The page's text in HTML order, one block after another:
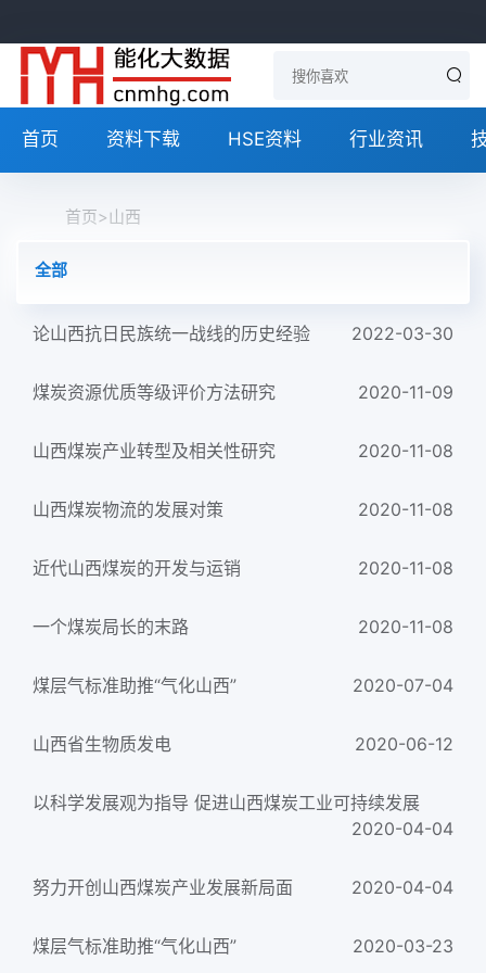
首页 资料下载 HSE资料 行业资讯
首页>山西
全部
论山西抗日民族统一战线的历史经验 2022-03-30
煤炭资源优质等级评价方法研究 2020-11-09
山西煤炭产业转型及相关性研究 2020-11-08
山西煤炭物流的发展对策 2020-11-08
近代山西煤炭的开发与运销 2020-11-08
一个煤炭局长的末路 2020-11-08
煤层气标准助推“气化山西” 2020-07-04
山西省生物质发电 2020-06-12
以科学发展观为指导 促进山西煤炭工业可持续发展
2020-04-04
努力开创山西煤炭产业发展新局面 2020-04-04
煤层气标准助推“气化山西” 2020-03-23